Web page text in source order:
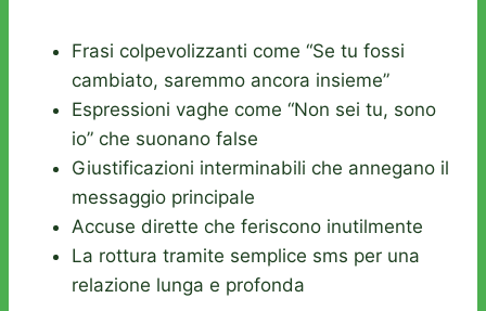
Frasi colpevolizzanti come “Se tu fossi
cambiato, saremmo ancora insieme”
Espressioni vaghe come “Non sei tu, sono
io” che suonano false
Giustificazioni interminabili che annegano il
messaggio principale
Accuse dirette che feriscono inutilmente
La rottura tramite semplice sms per una
relazione lunga e profonda